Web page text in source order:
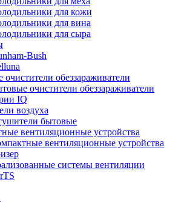
для кожи
для вина
для сыра
Bush
обеззараживатели
очистители обеззараживатели
IQ
воздуха
бытовые
вентиляционные устройства
вентиляционные устройства
системы вентиляции